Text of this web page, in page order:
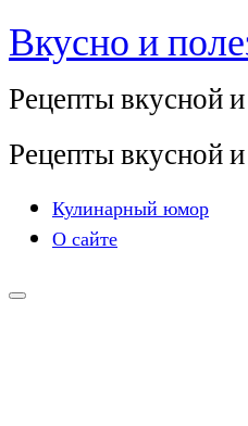
Перейти
содержимому
Вкусно и
Рецепты вкусной
Рецепты вкусной
Кулинарный юмор
О сайте